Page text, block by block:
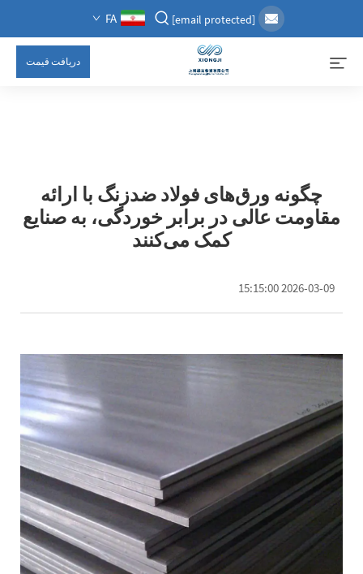
[email protected]
FA
دریافت قیمت
چگونه ورق‌های فولاد ضدزنگ با ارائه
مقاومت عالی در برابر خوردگی، به صنایع
کمک می‌کنند
2026-03-09 15:15:00